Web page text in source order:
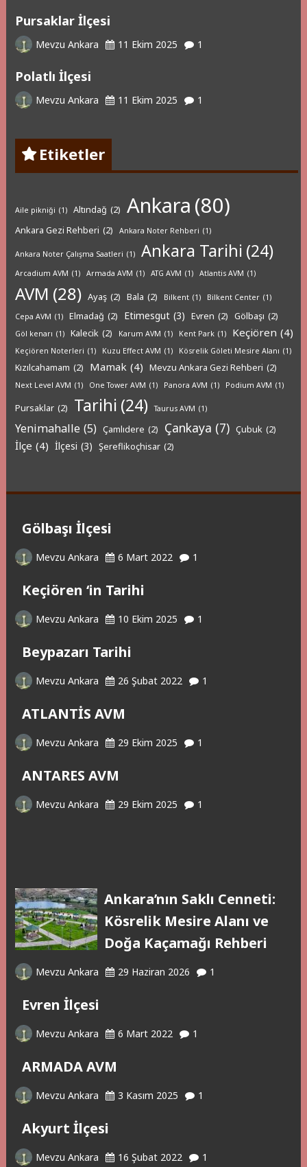
Pursaklar İlçesi
Mevzu Ankara 11 Ekim 2025 1
Polatlı İlçesi
Mevzu Ankara 11 Ekim 2025 1
Etiketler
Aile pikniği (1) Altındağ (2) Ankara (80)
Ankara Gezi Rehberi (2) Ankara Noter Rehberi (1)
Ankara Noter Çalışma Saatleri (1) Ankara Tarihi (24)
Arcadium AVM (1) Armada AVM (1) ATG AVM (1) Atlantis AVM (1)
AVM (28) Ayaş (2) Bala (2) Bilkent (1) Bilkent Center (1)
Cepa AVM (1) Elmadağ (2) Etimesgut (3) Evren (2) Gölbaşı (2)
Göl kenarı (1) Kalecik (2) Karum AVM (1) Kent Park (1) Keçiören (4)
Keçiören Noterleri (1) Kuzu Effect AVM (1) Kösrelik Göleti Mesire Alanı (1)
Kızılcahamam (2) Mamak (4) Mevzu Ankara Gezi Rehberi (2)
Next Level AVM (1) One Tower AVM (1) Panora AVM (1) Podium AVM (1)
Pursaklar (2) Tarihi (24) Taurus AVM (1)
Yenimahalle (5) Çamlıdere (2) Çankaya (7) Çubuk (2)
İlçe (4) İlçesi (3) Şereflikoçhisar (2)
Gölbaşı İlçesi
Mevzu Ankara 6 Mart 2022 1
Keçiören ‘in Tarihi
Mevzu Ankara 10 Ekim 2025 1
Beypazarı Tarihi
Mevzu Ankara 26 Şubat 2022 1
ATLANTİS AVM
Mevzu Ankara 29 Ekim 2025 1
ANTARES AVM
Mevzu Ankara 29 Ekim 2025 1
Ankara’nın Saklı Cenneti:
Kösrelik Mesire Alanı ve
Doğa Kaçamağı Rehberi
Mevzu Ankara 29 Haziran 2026 1
Evren İlçesi
Mevzu Ankara 6 Mart 2022 1
ARMADA AVM
Mevzu Ankara 3 Kasım 2025 1
Akyurt İlçesi
Mevzu Ankara 16 Şubat 2022 1